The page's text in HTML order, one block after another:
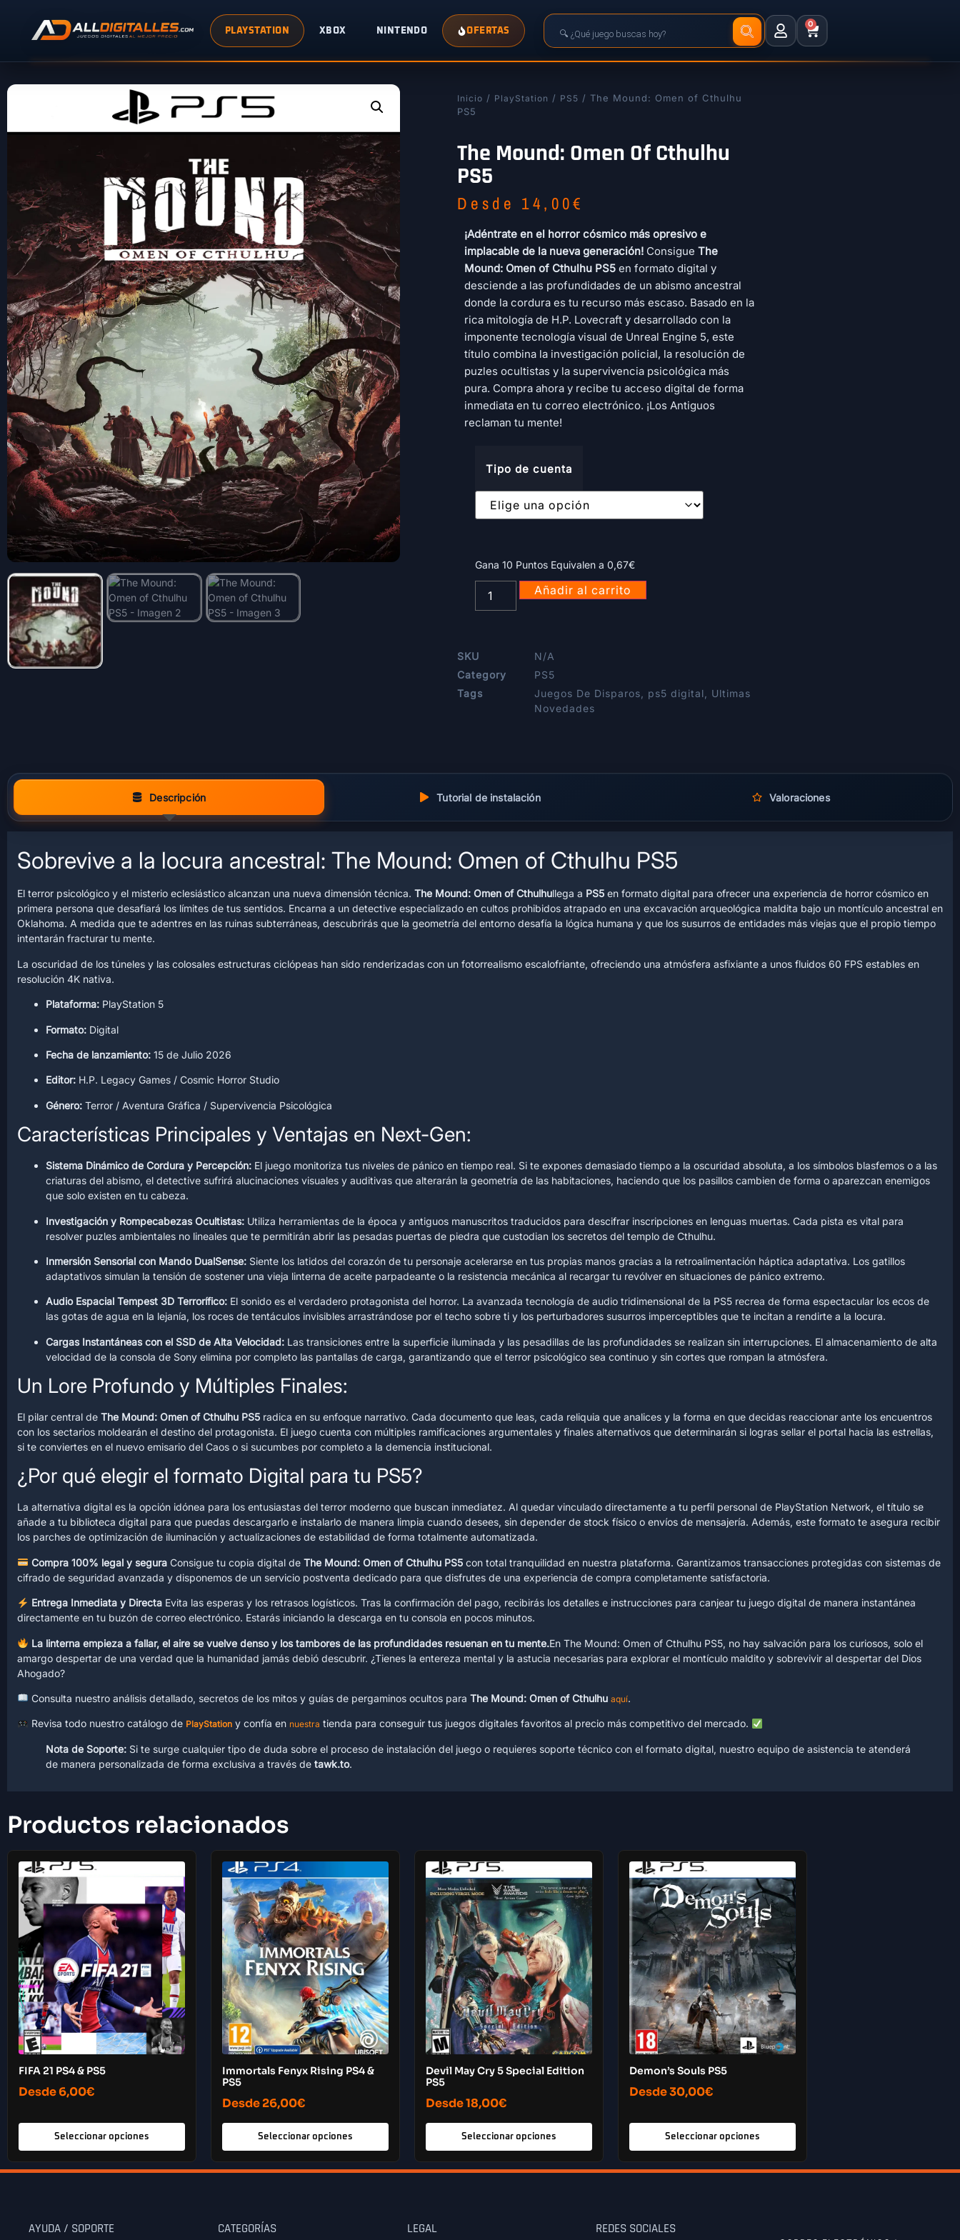
PLAYSTATION XBOX NINTENDO OFERTAS
0
Inicio / PlayStation / PS5 / The Mound: Omen of Cthulhu
PS5
The Mound: Omen Of Cthulhu
PS5
Desde 14,00€
¡Adéntrate en el horror cósmico más opresivo e
implacable de la nueva generación! Consigue The
Mound: Omen of Cthulhu PS5 en formato digital y
desciende a las profundidades de un abismo ancestral
donde la cordura es tu recurso más escaso. Basado en la
rica mitología de H.P. Lovecraft y desarrollado con la
imponente tecnología visual de Unreal Engine 5, este
título combina la investigación policial, la resolución de
puzles ocultistas y la supervivencia psicológica más
pura. Compra ahora y recibe tu acceso digital de forma
inmediata en tu correo electrónico. ¡Los Antiguos
reclaman tu mente!
Tipo de cuenta
Gana 10 Puntos Equivalen a 0,67€
Añadir al carrito
SKU
N/A
Category
PS5
Tags
Juegos De Disparos ps5 digital
Ultimas
Novedades
Descripción Tutorial de instalación Valoraciones
Sobrevive a la locura ancestral: The Mound: Omen of Cthulhu PS5
El terror psicológico y el misterio eclesiástico alcanzan una nueva dimensión técnica. The Mound: Omen of Cthulhullega a PS5 en formato digital para ofrecer una experiencia de horror cósmico en
primera persona que desafiará los límites de tus sentidos. Encarna a un detective especializado en cultos prohibidos atrapado en una excavación arqueológica maldita bajo un montículo ancestral en
Oklahoma. A medida que te adentres en las ruinas subterráneas, descubrirás que la geometría del entorno desafía la lógica humana y que los susurros de entidades más viejas que el propio tiempo
intentarán fracturar tu mente.
La oscuridad de los túneles y las colosales estructuras ciclópeas han sido renderizadas con un fotorrealismo escalofriante, ofreciendo una atmósfera asfixiante a unos fluidos 60 FPS estables en
resolución 4K nativa.
Plataforma: PlayStation 5
Formato: Digital
Fecha de lanzamiento: 15 de Julio 2026
Editor: H.P. Legacy Games / Cosmic Horror Studio
Género: Terror / Aventura Gráfica / Supervivencia Psicológica
Características Principales y Ventajas en Next-Gen:
Sistema Dinámico de Cordura y Percepción: El juego monitoriza tus niveles de pánico en tiempo real. Si te expones demasiado tiempo a la oscuridad absoluta, a los símbolos blasfemos o a las
criaturas del abismo, el detective sufrirá alucinaciones visuales y auditivas que alterarán la geometría de las habitaciones, haciendo que los pasillos cambien de forma o aparezcan enemigos
que solo existen en tu cabeza.
Investigación y Rompecabezas Ocultistas: Utiliza herramientas de la época y antiguos manuscritos traducidos para descifrar inscripciones en lenguas muertas. Cada pista es vital para
resolver puzles ambientales no lineales que te permitirán abrir las pesadas puertas de piedra que custodian los secretos del templo de Cthulhu.
Inmersión Sensorial con Mando DualSense: Siente los latidos del corazón de tu personaje acelerarse en tus propias manos gracias a la retroalimentación háptica adaptativa. Los gatillos
adaptativos simulan la tensión de sostener una vieja linterna de aceite parpadeante o la resistencia mecánica al recargar tu revólver en situaciones de pánico extremo.
Audio Espacial Tempest 3D Terrorífico: El sonido es el verdadero protagonista del horror. La avanzada tecnología de audio tridimensional de la PS5 recrea de forma espectacular los ecos de
las gotas de agua en la lejanía, los roces de tentáculos invisibles arrastrándose por el techo sobre ti y los perturbadores susurros imperceptibles que te incitan a rendirte a la locura.
Cargas Instantáneas con el SSD de Alta Velocidad: Las transiciones entre la superficie iluminada y las pesadillas de las profundidades se realizan sin interrupciones. El almacenamiento de alta
velocidad de la consola de Sony elimina por completo las pantallas de carga, garantizando que el terror psicológico sea continuo y sin cortes que rompan la atmósfera.
Un Lore Profundo y Múltiples Finales:
El pilar central de The Mound: Omen of Cthulhu PS5 radica en su enfoque narrativo. Cada documento que leas, cada reliquia que analices y la forma en que decidas reaccionar ante los encuentros
con los sectarios moldearán el destino del protagonista. El juego cuenta con múltiples ramificaciones argumentales y finales alternativos que determinarán si logras sellar el portal hacia las estrellas,
si te conviertes en el nuevo emisario del Caos o si sucumbes por completo a la demencia institucional.
¿Por qué elegir el formato Digital para tu PS5?
La alternativa digital es la opción idónea para los entusiastas del terror moderno que buscan inmediatez. Al quedar vinculado directamente a tu perfil personal de PlayStation Network, el título se
añade a tu biblioteca digital para que puedas descargarlo e instalarlo de manera limpia cuando desees, sin depender de stock físico o envíos de mensajería. Además, este formato te asegura recibir
los parches de optimización de iluminación y actualizaciones de estabilidad de forma totalmente automatizada.
Compra 100% legal y seguraConsigue tu copia digital de The Mound: Omen of Cthulhu PS5con total tranquilidad en nuestra plataforma. Garantizamos transacciones protegidas con sistemas de
cifrado de seguridad avanzada y disponemos de un servicio postventa dedicado para que disfrutes de una experiencia de compra completamente satisfactoria.
Entrega Inmediata y DirectaEvita las esperas y los retrasos logísticos. Tras la confirmación del pago, recibirás los detalles e instrucciones para canjear tu juego digital de manera instantánea
directamente en tu buzón de correo electrónico. Estarás iniciando la descarga en tu consola en pocos minutos.
La linterna empieza a fallar, el aire se vuelve denso y los tambores de las profundidades resuenan en tu mente.En The Mound: Omen of Cthulhu PS5, no hay salvación para los curiosos, solo el
amargo despertar de una verdad que la humanidad jamás debió descubrir. ¿Tienes la entereza mental y la astucia necesarias para explorar el montículo maldito y sobrevivir al despertar del Dios
Ahogado?
Consulta nuestro análisis detallado, secretos de los mitos y guías de pergaminos ocultos para The Mound: Omen of Cthulhu aquí.
Revisa todo nuestro catálogo de PlayStationy confía en nuestra tienda para conseguir tus juegos digitales favoritos al precio más competitivo del mercado.
Nota de Soporte: Si te surge cualquier tipo de duda sobre el proceso de instalación del juego o requieres soporte técnico con el formato digital, nuestro equipo de asistencia te atenderá
de manera personalizada de forma exclusiva a través de tawk.to.
Productos relacionados
FIFA 21 PS4 & PS5
Desde6,00€
Seleccionar opciones
Immortals Fenyx Rising PS4 &
PS5
Desde26,00€
Seleccionar opciones
Devil May Cry 5 Special Edition
PS5
Desde18,00€
Seleccionar opciones
Demon’s Souls PS5
Desde30,00€
Seleccionar opciones
AYUDA / SOPORTE CATEGORÍAS LEGAL REDES SOCIALES